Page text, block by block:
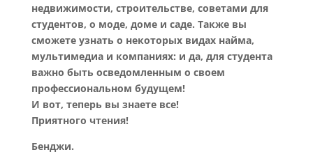
недвижимости, строительстве, советами для
студентов, о моде, доме и саде. Также вы
сможете узнать о некоторых видах найма,
мультимедиа и компаниях: и да, для студента
важно быть осведомленным о своем
профессиональном будущем!
И вот, теперь вы знаете все!
Приятного чтения!
Бенджи.